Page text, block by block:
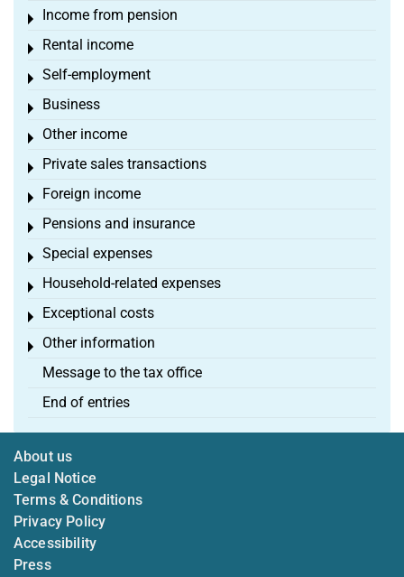
Income from pension
Toggle menu
Rental income
Toggle menu
Self-employment
Toggle menu
Business
Toggle menu
Other income
Toggle menu
Private sales transactions
Toggle menu
Foreign income
Toggle menu
Pensions and insurance
Toggle menu
Special expenses
Toggle menu
Household-related expenses
Toggle menu
Exceptional costs
Toggle menu
Other information
Toggle menu
Message to the tax office
End of entries
About us
Legal Notice
Terms & Conditions
Privacy Policy
Accessibility
Press